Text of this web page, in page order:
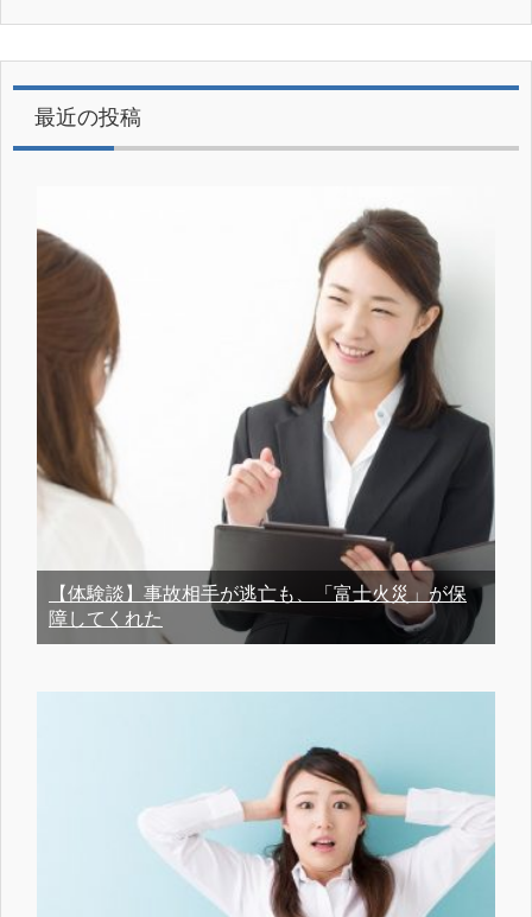
最近の投稿
【体験談】事故相手が逃亡も、「富士火災」が保
障してくれた